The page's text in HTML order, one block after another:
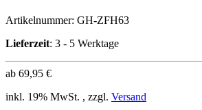
Artikelnummer: GH-ZFH63
Lieferzeit: 3 - 5 Werktage
ab 69,95 €
inkl. 19% MwSt. , zzgl. Versand